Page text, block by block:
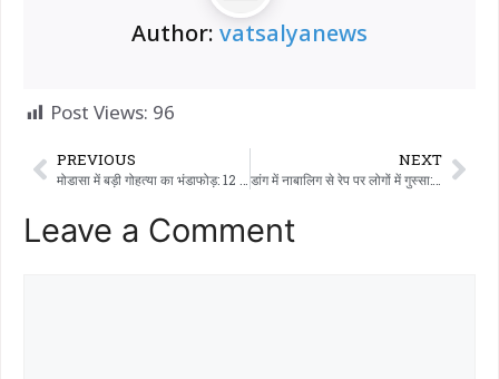
Author: vatsalyanews
Post Views: 96
PREVIOUS
मोडासा में बड़ी गोहत्या का भंडाफोड़: 12 गायों को बचाया गया, 250 kg बीफ के साथ 4 आरोपी गिरफ्तार
NEXT
डांग में नाबालिग से रेप पर लोगों में गुस्सा:- MLA और कलेक्टर को भेजी अर्जी, न्याय की गुहार..
Leave a Comment